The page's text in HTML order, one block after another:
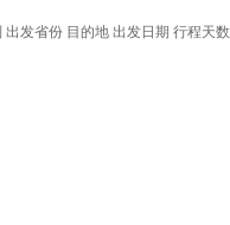
出发省份 目的地 出发日期 行程天数